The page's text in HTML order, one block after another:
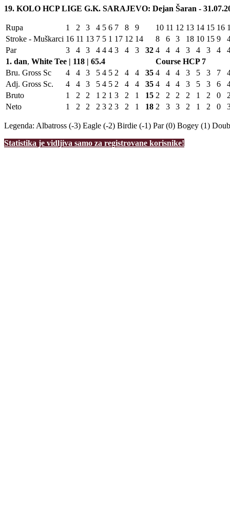
19. KOLO HCP LIGE G.K. SARAJEVO: Dejan Šaran -
Rupa 1 2 3 4 5 6 7 8 9 10 11 12 13 14 15 16
Stroke - Muškarci 16 11 13 7 5 1 17 12 14 8 6 3 18 10 15 9
Par
3 4 3 4 4 4 3 4 3 32 4 4 4 3 4 3 4
1. dan, White Tee | 118 | 65.4 Course HCP 7
Bru. Gross Sc
4 4 3 5 4 5 2 4 4 35 4 4 4 3 5 3 7
Adj. Gross Sc.
4 4 3 5 4 5 2 4 4 35 4 4 4 3 5 3 6
Bruto
1 2 2 1 2 1 3 2 1 15 2 2 2 2 1 2 0
Neto
1 2 2 2 3 2 3 2 1 18 2 3 3 2 1 2 0
Legenda: Albatross (-3) Eagle (-2) Birdie (-1) Par (0) Bogey (1)
Statistika je vidljiva samo za registrovane korisnike!